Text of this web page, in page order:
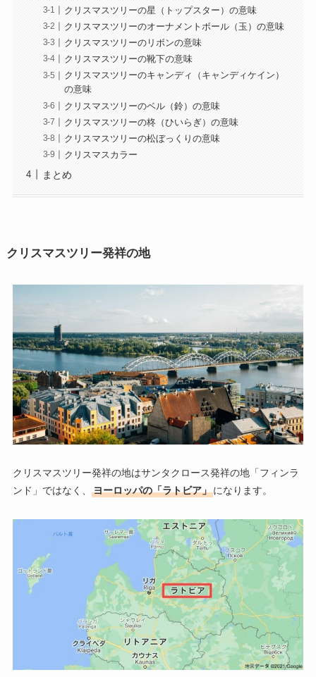
クリスマスツリーの星（トップスター）の意味
クリスマスツリーのオーナメントボール（玉）の意味
クリスマスツリーのリボンの意味
クリスマスツリーの靴下の意味
クリスマスツリーのキャンディ（キャンディケイン）
の意味
クリスマスツリーのベル（鈴）の意味
クリスマスツリーの柊（ひいらぎ）の意味
クリスマスツリーの松ぼっくりの意味
クリスマスカラー
まとめ
クリスマスツリー発祥の地
クリスマスツリー発祥の地はサンタクロース発祥の地「フィンラ
ンド」ではなく、
ヨーロッパの「ラトビア」になります。